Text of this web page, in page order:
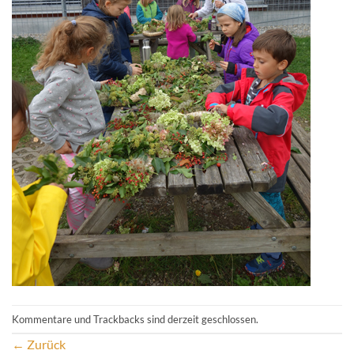
Kommentare und Trackbacks sind derzeit geschlossen.
← Zurück